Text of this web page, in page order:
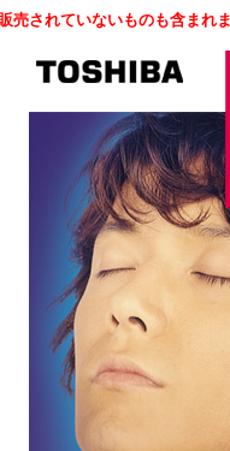
売されていないものも含ま